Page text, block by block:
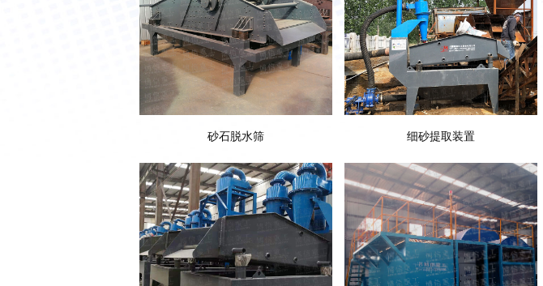
砂石脱水筛 细砂提取装置